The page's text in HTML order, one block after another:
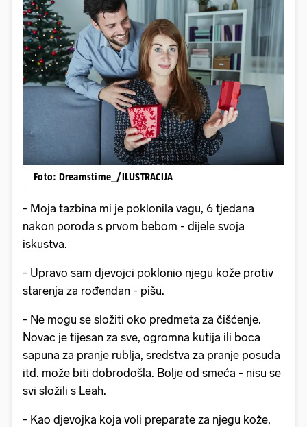
Foto: Dreamstime_/ILUSTRACIJA
- Moja tazbina mi je poklonila vagu, 6 tjedana
nakon poroda s prvom bebom - dijele svoja
iskustva.
- Upravo sam djevojci poklonio njegu kože protiv
starenja za rođendan - pišu.
- Ne mogu se složiti oko predmeta za čišćenje.
Novac je tijesan za sve, ogromna kutija ili boca
sapuna za pranje rublja, sredstva za pranje posuđa
itd. može biti dobrodošla. Bolje od smeća - nisu se
svi složili s Leah.
- Kao djevojka koja voli preparate za njegu kože,